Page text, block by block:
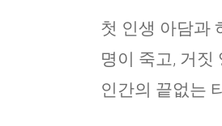
첫 인생 아담과
명이 죽고, 거짓
인간의 끝없는